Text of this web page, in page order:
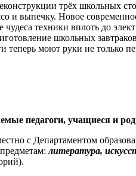
трёх школьных
и выпечку. Новое
техники вплоть до
школьных
моют руки не только
педагоги, учащиеся и
с Департаментом
литература,